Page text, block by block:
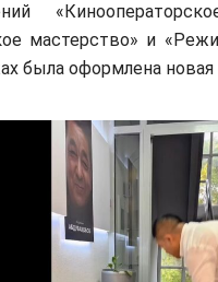
мастерство» и
была оформлена